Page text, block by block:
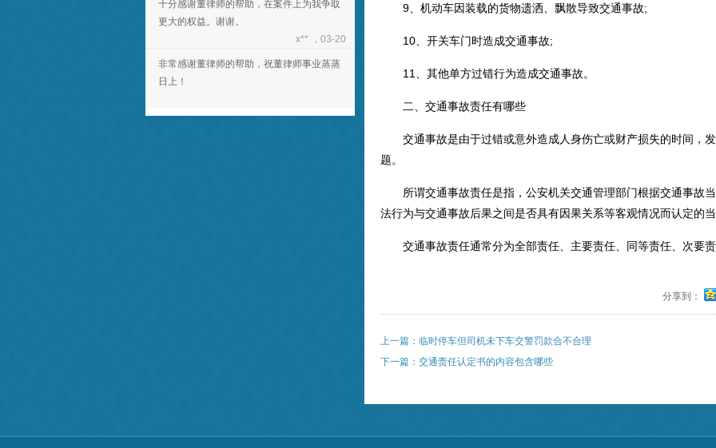
更大的权益。谢谢。
非常感谢董律师的帮助，祝董律师事业蒸蒸
日上！
9、机动车因装载的货物遗洒、飘散导致交通事故;
10、开关车门时造成交通事故;
11、其他单方过错行为造成交通事故。
二、交通事故责任有哪些
交通事故是由于过错或意外造成人身伤亡或财产损失的时间，
题。
所谓交通事故责任是指，公安机关交通管理部门根据交通事故
法行为与交通事故后果之间是否具有因果关系等客观情况而认定的
交通事故责任通常分为全部责任、主要责任、同等责任、次要
分享到：
上一篇：临时停车但司机未下车交警罚款合不合理
下一篇：交通责任认定书的内容包含哪些